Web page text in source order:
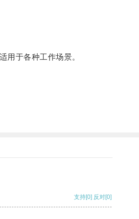
于各种工作场景。
支持[0] 反对[0]